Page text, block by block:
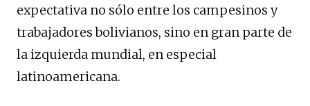
expectativa no sólo entre los campesinos y
trabajadores bolivianos, sino en gran parte de
la izquierda mundial, en especial
latinoamericana.